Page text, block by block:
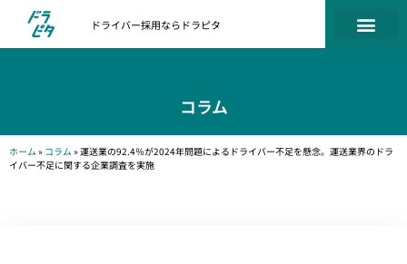
ドライバー採用ならドラピタ
コラム
ホーム » コラム »運送業の92.4％が2024年問題によるドライバー不足を懸念。運送業界のドラ
イバー不足に関する企業調査を実施